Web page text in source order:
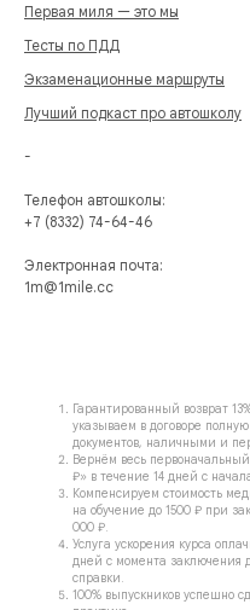
Первая миля — это мы
Тесты по ПДД
Экзаменационные маршруты
Лучший подкаст про автошколу
-
Телефон автошколы:
+7 (8332) 74-64-46
Электронная почта:
1m@1mile.cc
Гарантированный возврат
указываем в договоре
документов, наличными и
Вернём весь
₽» в течение 14 дней с
Компенсируем стоимость
на обучение до 1500 ₽ при
000 ₽.
Услуга ускорения курса
дней с момента заключения
справки.
100% выпускников успешно